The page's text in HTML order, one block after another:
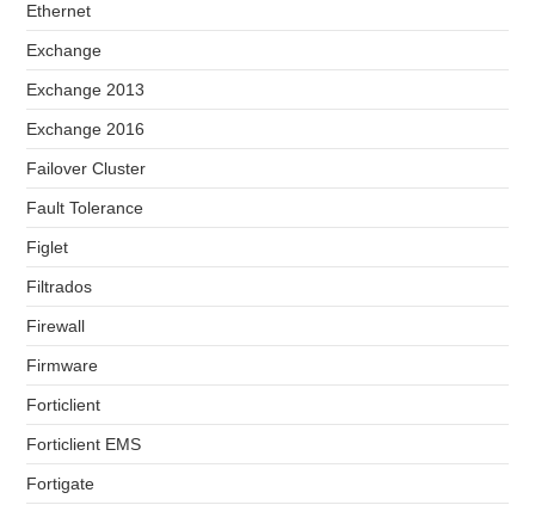
Ethernet
Exchange
Exchange 2013
Exchange 2016
Failover Cluster
Fault Tolerance
Figlet
Filtrados
Firewall
Firmware
Forticlient
Forticlient EMS
Fortigate